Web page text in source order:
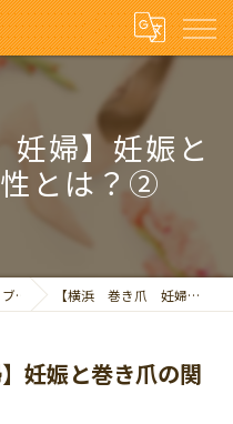
婦】妊娠と
とは？②
ブログ 【横浜 巻き爪 妊婦】妊娠と巻き爪の関係性とは？②
妊娠と巻き爪の関